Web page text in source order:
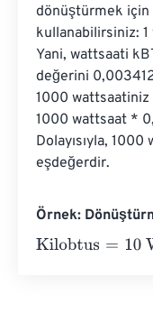
dönüştürmek için
kullanabilirsiniz:
Yani, wattsaati
değerini
1000
1000 wattsaat *
Dolayısıyla,
eşdeğerdir.
Örnek:
Kilobtus= 10